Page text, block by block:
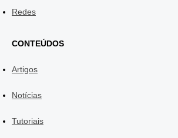
Redes
CONTEÚDOS
Artigos
Notícias
Tutoriais